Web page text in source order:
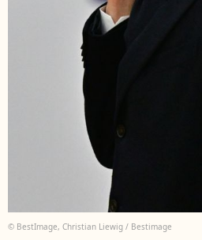
© BestImage, Christian Liewig / Bestimage